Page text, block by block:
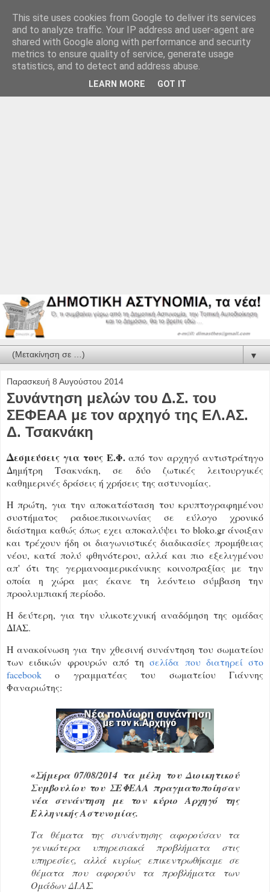
▼
Παρασκευή 8 Αυγούστου 2014
Συνάντηση μελών του Δ.Σ. του
ΣΕΦΕΑΑ με τον αρχηγό της ΕΛ.ΑΣ.
Δ. Τσακνάκη
Δεσμεύσεις για τους Ε.Φ.από τον αρχηγό αντιστράτηγο
Δημήτρη Τσακνάκη, σε δύο ζωτικές λειτουργικές
καθημερινές δράσεις ή χρήσεις της αστυνομίας.
Η πρώτη, για την αποκατάσταση του κρυπτογραφημένου
συστήματος ραδιοεπικοινωνίας σε εύλογο χρονικό
διάστημα καθώς όπως εχει αποκαλύψει το bloko.gr άνοιξαν
και τρέχουν ήδη οι διαγωνιστικές διαδικασίες προμήθειας
νέου, κατά πολύ φθηνότερου, αλλά και πιο εξελιγμένου
απ' ότι της γερμανοαμερικάνικης κοινοπραξίας με την
οποία η χώρα μας έκανε τη λεόντειο σύμβαση την
προολυμπιακή περίοδο.
Η δεύτερη, για την υλικοτεχνική αναδόμηση της ομάδας
ΔΙΑΣ.
Η ανακοίνωση για την χθεσινή συνάντηση του σωματείου
των ειδικών φρουρών από τησελίδα που διατηρεί στο
facebook ο γραμματέας του σωματείου Γιάννης
Φαναριώτης:
«Σήμερα 07/08/2014 τα μέλη του Διοικητικού
Συμβουλίου του ΣΕΦΕΑΑ πραγματοποίησαν
νέα συνάντηση με τον κύριο Αρχηγό της
Ελληνικής Αστυνομίας.
Τα θέματα της συνάντησης αφορούσαν τα
γενικότερα υπηρεσιακά προβλήματα στις
υπηρεσίες, αλλά κυρίως επικεντρωθήκαμε σε
θέματα που αφορούν τα προβλήματα των
Ομάδων ΔΙ.ΑΣ.
This site uses cookies from Google to deliver its services
and to analyze traffic. Your IP address and user-agent are
shared with Google along with performance and security
metrics to ensure quality of service, generate usage
statistics, and to detect and address abuse.
LEARN MORE GOT IT